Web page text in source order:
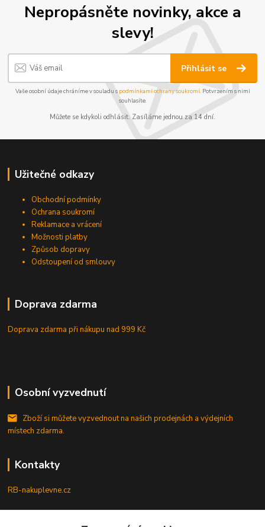
Nepropásněte novinky, akce a
slevy!
Přihlásit se
Vaše osobní údaje chráníme v souladu s podmínkami ochrany soukromí. Potvrzením s nimi
souhlasíte.
Můžete se kdykoli odhlásit. Zasíláme jednou za 14 dní.
Užitečné odkazy
Obchodní podmínky
Ochrana soukromí
Reklamace a vrácení
Možnosti platby
Způsob dopravy
Odstoupení od smlouvy
Doprava zdarma
Doprava zdarma při nákupunad 999 Kč
Osobní vyzvednutí
Zboží si můžete vyzvednout na našich prodejnách a výdejních
místech zdarma.
Kontakty
RB-nakuplevne.cz